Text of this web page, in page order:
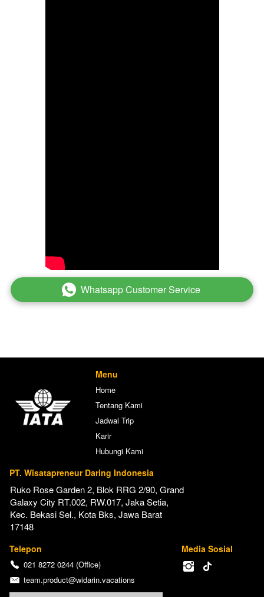
` Whatsapp Customer Service
Menu
Home
Tentang Kami
Jadwal Trip
Karir
Hubungi Kami
PT. Wisatapreneur Daring Indonesia
Ruko Rose Garden 2, Blok RRG 2/90, Grand
Galaxy City RT.002, RW.017, Jaka Setia,
Kec. Bekasi Sel., Kota Bks, Jawa Barat
17148
Telepon
021 8272 0244 (Office)
team.product@widarin.vacations
Media Sosial